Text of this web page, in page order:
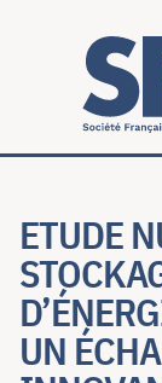
Skip to main
ETUDE
UN